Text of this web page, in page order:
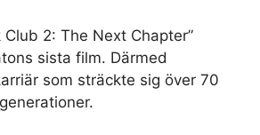
Club 2: The Next Chapter”
sista film. Därmed
som sträckte sig över 70